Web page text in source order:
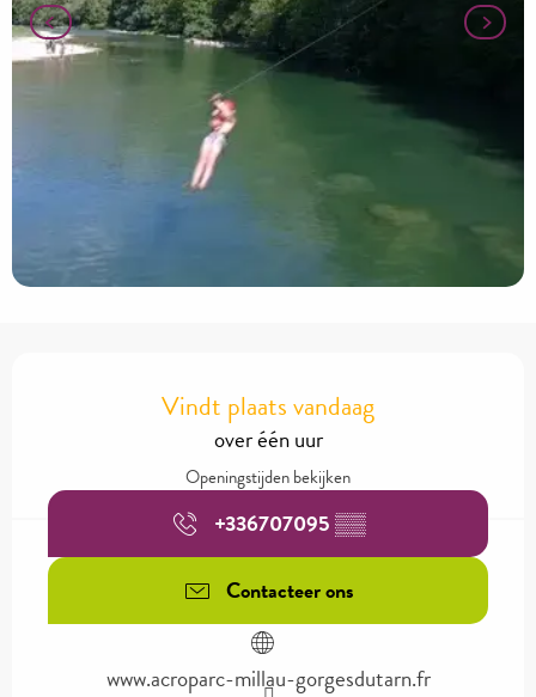
Vindt plaats vandaag
over één uur
Openingstijden bekijken
+336707095▒▒
Contacteer ons
www.acroparc-millau-gorgesdutarn.fr